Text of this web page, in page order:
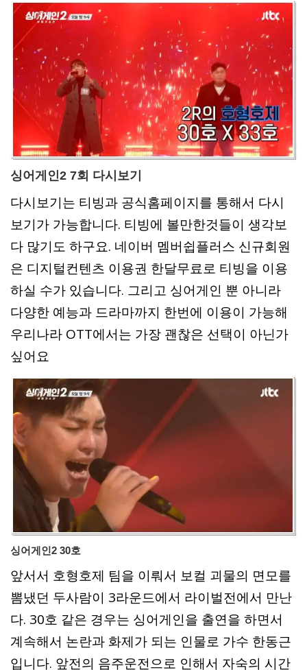
싱어게인2 7회 다시보기
다시보기는 티빙과 공식홈페이지를 통해서 다시
보기가 가능합니다. 티빙에 볼만한것들이 생각보
다 많기도 하구요. 네이버 멤버쉽플러스 신규회원
은 디지털컨텐츠 이용권 한달무료로 티빙을 이용
하실 수가 있습니다. 그리고 싱어게인 뿐 아니라
다양한 예능과 드라마까지 한번에 이용이 가능해
우리나라 OTT에서는 가장 괜찮은 선택이 아닌가
싶어요
싱어게인2 30호
앞서서 호형호제 팀을 이뤄서 보컬 괴물의 면모를
뽐냈던 두사람이 3라운드에서 라이벌전에서 만난
다. 30호 같은 경우는 싱어게인을 출연을 하면서
계속해서 논란과 화제가 되는 인물로 가수 한동근
입니다. 앞전의 음주운전으로 인해서 자숙의 시간